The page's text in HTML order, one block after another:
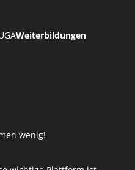
Weiterbildungen
wenig!